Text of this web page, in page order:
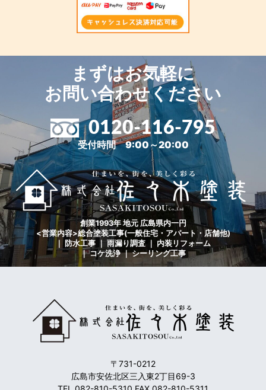
まずはお気軽に
お問い合わせください
0120-116-795
受付時間 9:00～20:00
創業1993年 地元 広島県内一円
<営業内容>総合塗装工事(一般住宅・アパート・店舗他)
｜ 防水工事 ｜ 雨漏り調査 ｜ 内装リフォーム
｜ コケ洗浄 ｜ シーリング工事
〒731-0212
広島市安佐北区三入東2丁目69-3